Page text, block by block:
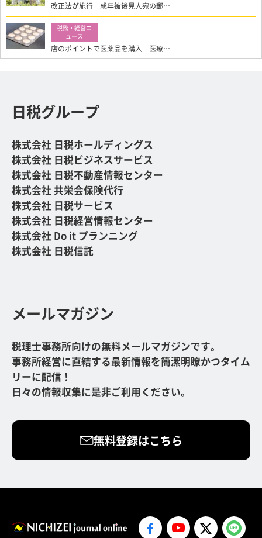
改正法が施行 成年被後見人宛の郵…
店のポイントで医薬品を購入 医療…
日税グループ
株式会社 日税ホールディングス
株式会社 日税ビジネスサービス
株式会社 日税不動産情報センター
株式会社 共栄会保険代行
株式会社 日税サービス
株式会社 日税経営情報センター
株式会社 Do it プランニング
株式会社 日税信託
メールマガジン
税理士事務所向けの無料メールマガジンです。
事務所経営に直結する最新情報を簡潔明瞭かつタイム
リーに配信！
日々の情報収集に是非ご利用ください。
無料登録はこちら